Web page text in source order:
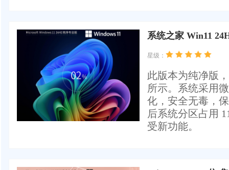
系统之家 Win11
星级：
此版本为纯净版
所示。系统采用
化，安全无毒，
后系统分区占用
受新功能。